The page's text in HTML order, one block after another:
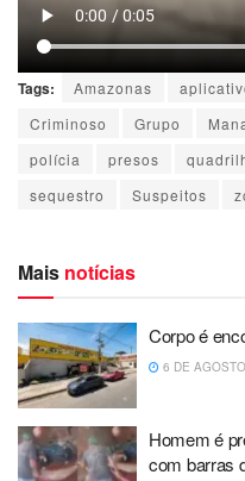
Tags: Amazonas
Criminoso
Grupo
polícia
presos
sequestro
Suspeitos
Mais notícias
Corpo é
6 DE
Homem é
com barras